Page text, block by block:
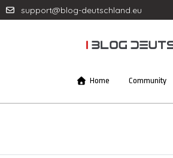
support@blog-deutschland.eu
Home Community